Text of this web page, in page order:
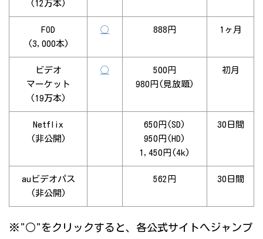
(12万本)
FOD
(3,000本)
◯ 888円 1ヶ月
ビデオ
マーケット
(19万本)
◯
500円
980円(見放題)
初月
Netflix
(非公開)
650円(SD)
950円(HD)
1,450円(4k)
30日間
auビデオパス
(非公開)
562円 30日間
※"○"をクリックすると、各公式サイトへジャンプ